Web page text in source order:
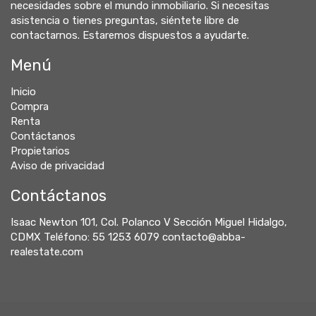
necesidades sobre el mundo inmobiliario. Si necesitas
asistencia o tienes preguntas, siéntete libre de
contactarnos. Estaremos dispuestos a ayudarte.
Menú
Inicio
Compra
Renta
Contáctanos
Propietarios
Aviso de privacidad
Contáctanos
Isaac Newton 101, Col. Polanco V Sección Miguel Hidalgo,
CDMX Teléfono: 55 1253 6079 contacto@abba-
realestate.com